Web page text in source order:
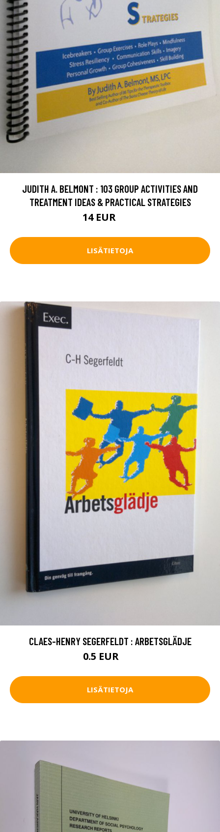
JUDITH A. BELMONT : 103 GROUP ACTIVITIES AND
TREATMENT IDEAS & PRACTICAL STRATEGIES
14 EUR
LISÄTIETOJA
CLAES-HENRY SEGERFELDT : ARBETSGLÄDJE
0.5 EUR
LISÄTIETOJA